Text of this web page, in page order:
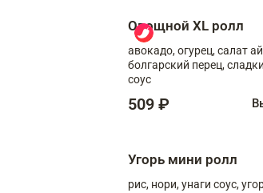
Овощной XL ролл
авокадо, огурец, салат
болгарский перец,
соус
509 ₽
Угорь мини ролл
рис, нори, унаги соус,